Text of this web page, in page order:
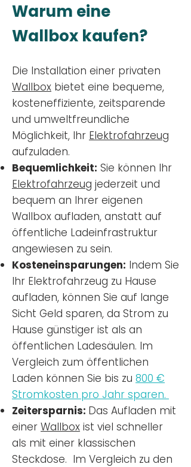
Warum eine
Wallbox kaufen?
Die Installation einer privaten
Wallbox bietet eine bequeme,
kosteneffiziente, zeitsparende
und umweltfreundliche
Möglichkeit, Ihr Elektrofahrzeug
aufzuladen.
Bequemlichkeit: Sie können Ihr
Elektrofahrzeug jederzeit und
bequem an Ihrer eigenen
Wallbox aufladen, anstatt auf
öffentliche Ladeinfrastruktur
angewiesen zu sein.
Kosteneinsparungen: Indem Sie
Ihr Elektrofahrzeug zu Hause
aufladen, können Sie auf lange
Sicht Geld sparen, da Strom zu
Hause günstiger ist als an
öffentlichen Ladesäulen. Im
Vergleich zum öffentlichen
Laden können Sie bis zu 800 €
Stromkosten pro Jahr sparen.
Zeitersparnis: Das Aufladen mit
einer Wallbox ist viel schneller
als mit einer klassischen
Steckdose. Im Vergleich zu den